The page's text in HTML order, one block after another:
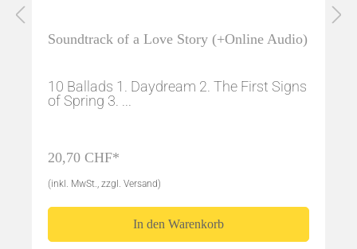
Soundtrack of a Love Story (+Online Audio)
10 Ballads 1. Daydream 2. The First Signs
of Spring 3. ...
20,70 CHF*
(inkl. MwSt., zzgl. Versand)
In den Warenkorb